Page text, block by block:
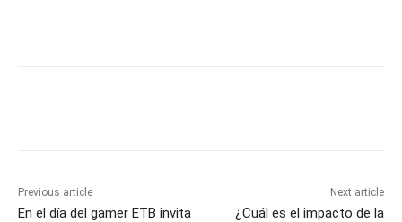
Previous article
En el día del gamer ETB invita
Next article
¿Cuál es el impacto de la